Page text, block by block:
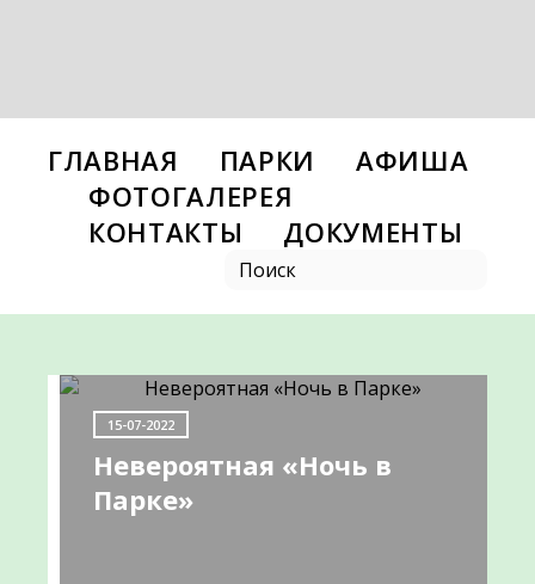
ГЛАВНАЯ ПАРКИ
АФИША
ФОТОГАЛЕРЕЯ
КОНТАКТЫ
ДОКУМЕНТЫ
НОВОСТИ
Разгар
15-07-2022
Невероятная «Ночь в
Парке»